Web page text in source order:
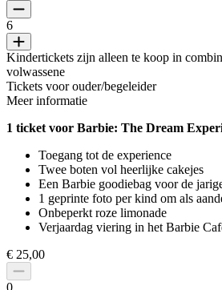
6
Kindertickets zijn alleen te koop in
volwassene
Tickets voor ouder/begeleider
Meer informatie
1 ticket voor Barbie: The Dream
Toegang tot de experience
Twee boten vol heerlijke cakejes
Een Barbie goodiebag voor de
1 geprinte foto per kind om als
Onbeperkt roze limonade
Verjaardag viering in het Barbie
€ 25,00
0